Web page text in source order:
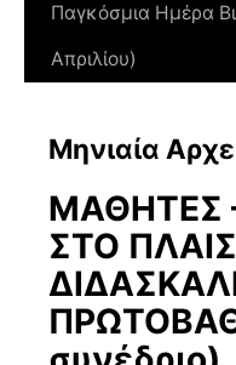
Παγκόσμια Ημέρα
Απριλίου)
Μηνιαία
ΜΑΘΗΤΕΣ
ΣΤΟ